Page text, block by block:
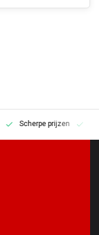
Scherpe prijzen